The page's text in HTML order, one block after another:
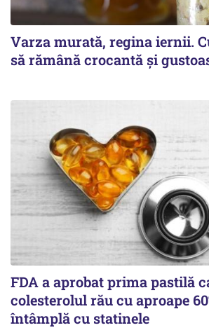
Varza murată, regina iernii.
să rămână crocantă și
FDA a aprobat prima pastilă
colesterolul rău cu aproape
întâmplă cu statinele